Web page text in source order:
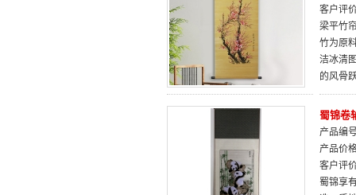
客户评
梁平竹
竹为原
洁冰清
的风骨
蜀锦卷
产品编
产品价
客户评
蜀锦享